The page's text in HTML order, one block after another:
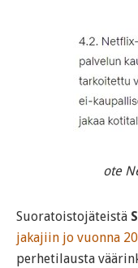
ote
Suoratoistojäteistä
jakajiin jo vuonna
perhetilausta